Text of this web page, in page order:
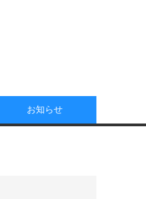
お知らせ